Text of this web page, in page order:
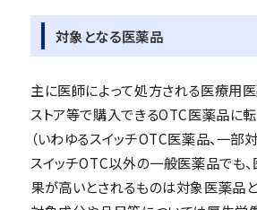
対象となる医薬品
主に医師によって処方される医療用医
ストア等で購入できるOTC医薬品に
（いわゆるスイッチOTC医薬品、一部
スイッチOTC以外の一般医薬品でも
果が高いとされるものは対象医薬品と